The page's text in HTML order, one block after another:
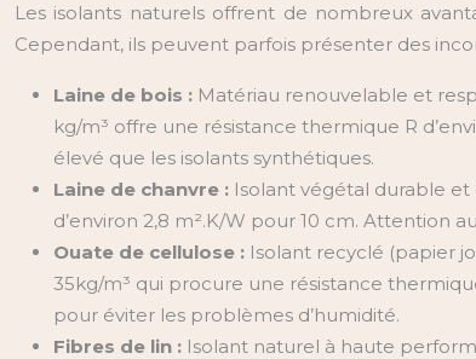
Les isolants naturels offrent de nombreux
Cependant, ils peuvent parfois présenter des
Laine de bois : Matériau renouvelable et
kg/m³ offre une résistance thermique R
élevé que les isolants synthétiques.
Laine de chanvre : Isolant végétal durable
d’environ 2,8 m².K/W pour 10 cm. Attention
Ouate de cellulose : Isolant recyclé (papier
35kg/m³ qui procure une résistance
pour éviter les problèmes d’humidité.
Fibres de lin : Isolant naturel à haute